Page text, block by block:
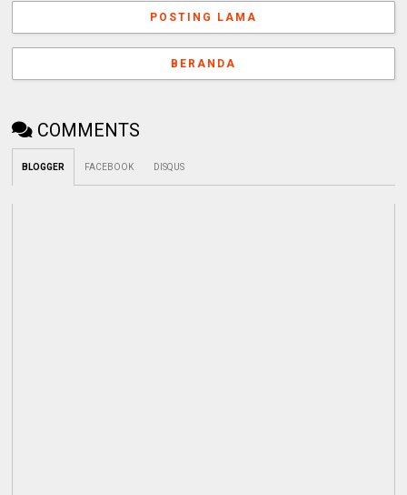
POSTING LAMA
BERANDA
COMMENTS
BLOGGER FACEBOOK DISQUS